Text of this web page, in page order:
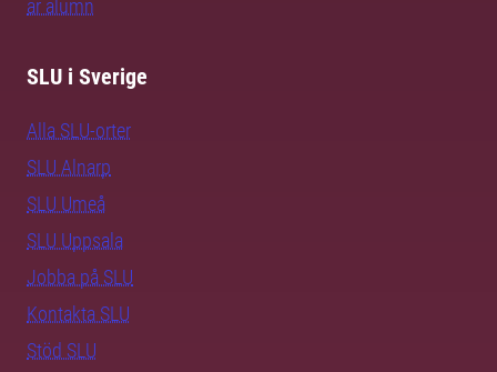
är alumn
SLU i Sverige
Alla SLU-orter
SLU Alnarp
SLU Umeå
SLU Uppsala
Jobba på SLU
Kontakta SLU
Stöd SLU